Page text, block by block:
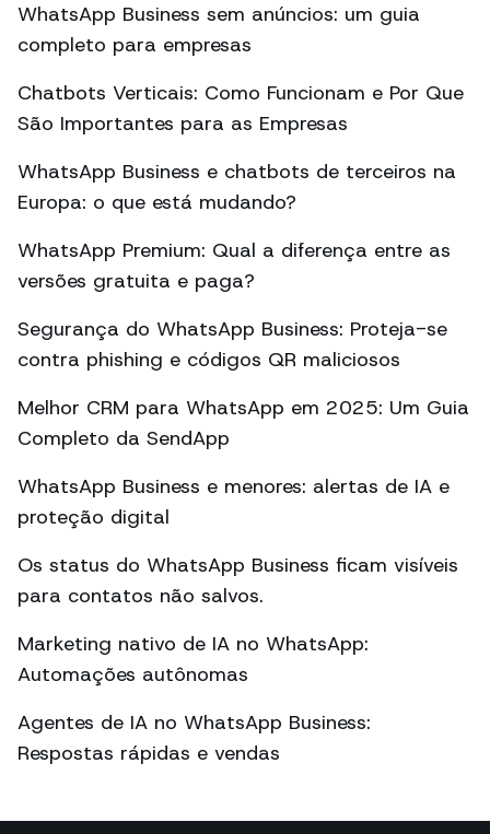
WhatsApp Business sem anúncios: um guia
completo para empresas
Chatbots Verticais: Como Funcionam e Por Que
São Importantes para as Empresas
WhatsApp Business e chatbots de terceiros na
Europa: o que está mudando?
WhatsApp Premium: Qual a diferença entre as
versões gratuita e paga?
Segurança do WhatsApp Business: Proteja-se
contra phishing e códigos QR maliciosos
Melhor CRM para WhatsApp em 2025: Um Guia
Completo da SendApp
WhatsApp Business e menores: alertas de IA e
proteção digital
Os status do WhatsApp Business ficam visíveis
para contatos não salvos.
Marketing nativo de IA no WhatsApp:
Automações autônomas
Agentes de IA no WhatsApp Business:
Respostas rápidas e vendas